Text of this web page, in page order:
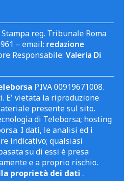
reg. Tribunale Roma
– email: redazione
Responsabile: Valeria Di
P.IVA 00919671008.
E' vietata la riproduzione
presente sul sito.
di Teleborsa; hosting
I dati, le analisi ed i
indicativo; qualsiasi
su di essi è presa
e a proprio rischio.
proprietà dei dati .